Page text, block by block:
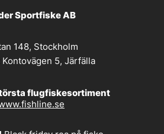
Sportfiske AB
148, Stockholm
Kontovägen 5, Järfälla
flugfiskesortiment